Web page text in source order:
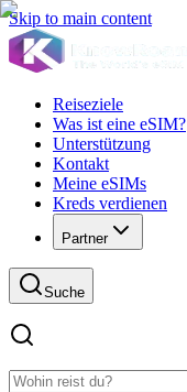
Skip to main content
Reiseziele
Was ist eine eSIM?
Unterstützung
Kontakt
Meine eSIMs
Kreds verdienen
Partner
Suche